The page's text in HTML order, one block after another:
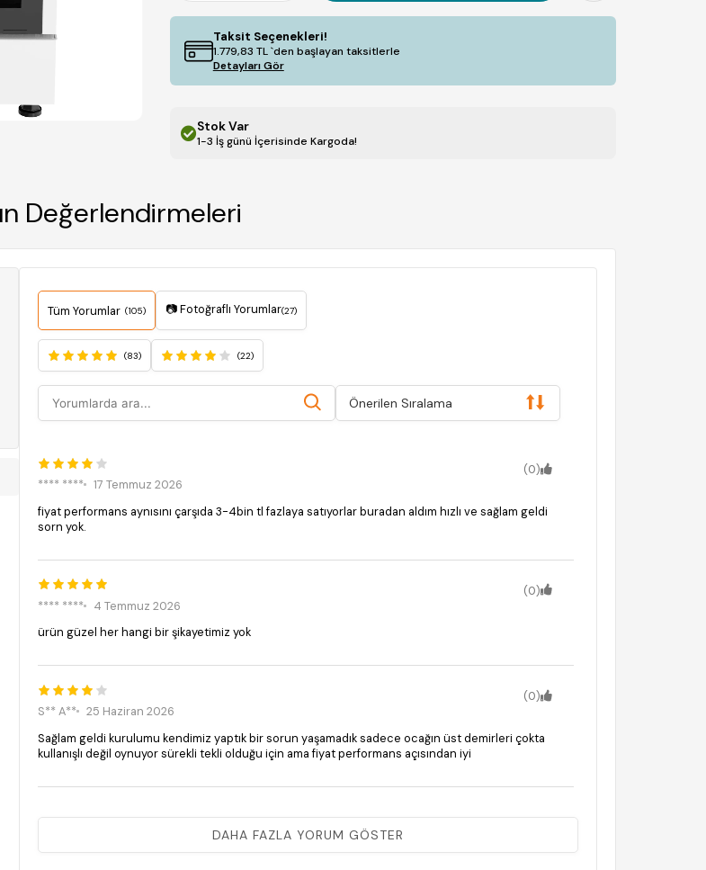
Taksit Seçenekleri!
1.779,83 TL `den başlayan taksitlerle
Detayları Gör
Stok Var
1-3 İş günü İçerisinde Kargoda!
Değerlendirmeleri
Tüm Yorumlar (105) 📷 Fotoğraflı Yorumlar(27)
(83) (22)
Önerilen Sıralama
(0)
**** ****
17 Temmuz 2026
fiyat performans aynısını çarşıda 3-4bin tl fazlaya satıyorlar buradan aldım hızlı ve sağlam geldi
sorn yok.
(0)
**** ****
4 Temmuz 2026
ürün güzel her hangi bir şikayetimiz yok
(0)
S** A**
25 Haziran 2026
Sağlam geldi kurulumu kendimiz yaptık bir sorun yaşamadık sadece ocağın üst demirleri çokta
kullanışlı değil oynuyor sürekli tekli olduğu için ama fiyat performans açısından iyi
(0)
DAHA FAZLA YORUM GÖSTER